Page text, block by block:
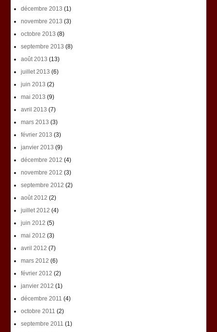
décembre 2013 (1)
novembre 2013 (3)
octobre 2013 (8)
septembre 2013 (8)
août 2013 (13)
juillet 2013 (6)
juin 2013 (2)
mai 2013 (9)
avril 2013 (7)
mars 2013 (3)
février 2013 (3)
janvier 2013 (9)
décembre 2012 (4)
novembre 2012 (3)
septembre 2012 (2)
août 2012 (2)
juillet 2012 (4)
juin 2012 (5)
mai 2012 (3)
avril 2012 (7)
mars 2012 (6)
février 2012 (2)
janvier 2012 (1)
décembre 2011 (4)
octobre 2011 (2)
septembre 2011 (1)